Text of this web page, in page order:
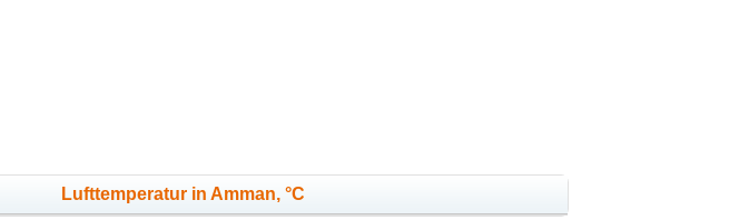
Lufttemperatur in Amman, °C